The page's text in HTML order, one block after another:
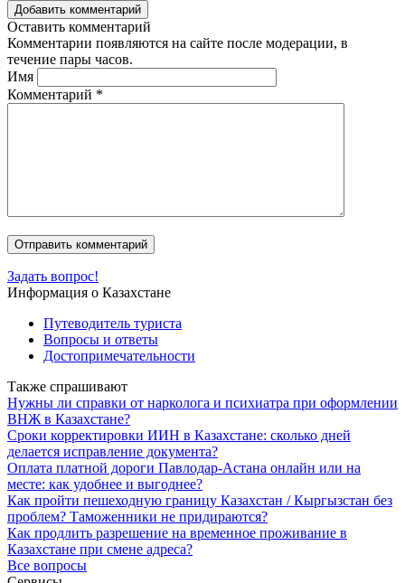
Добавить комментарий
Оставить комментарий
Комментарии появляются на сайте после модерации, в
течение пары часов.
Имя
Комментарий *
Задать вопрос!
Информация о Казахстане
Путеводитель туриста
Вопросы и ответы
Достопримечательности
Также спрашивают
Нужны ли справки от нарколога и психиатра при оформлении
ВНЖ в Казахстане?
Сроки корректировки ИИН в Казахстане: сколько дней
делается исправление документа?
Оплата платной дороги Павлодар-Астана онлайн или на
месте: как удобнее и выгоднее?
Как пройти пешеходную границу Казахстан / Кыргызстан без
проблем? Таможенники не придираются?
Как продлить разрешение на временное проживание в
Казахстане при смене адреса?
Все вопросы